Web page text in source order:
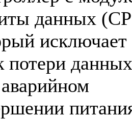
данных
исключает
потери данных